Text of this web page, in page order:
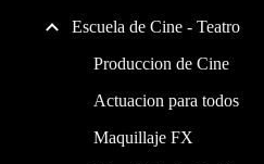
Escuela de Cine - Teatro
Produccion de Cine
Actuacion para todos
Maquillaje FX